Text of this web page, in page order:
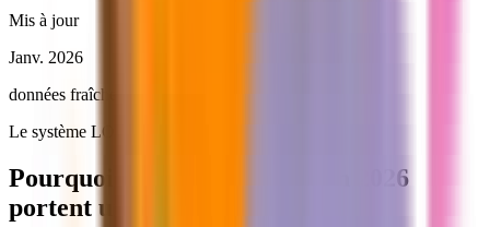
Mis à jour
Janv. 2026
données fraîches LOF
Le système LOF
Pourquoi tous les chiots nés en 2026
portent un nom en